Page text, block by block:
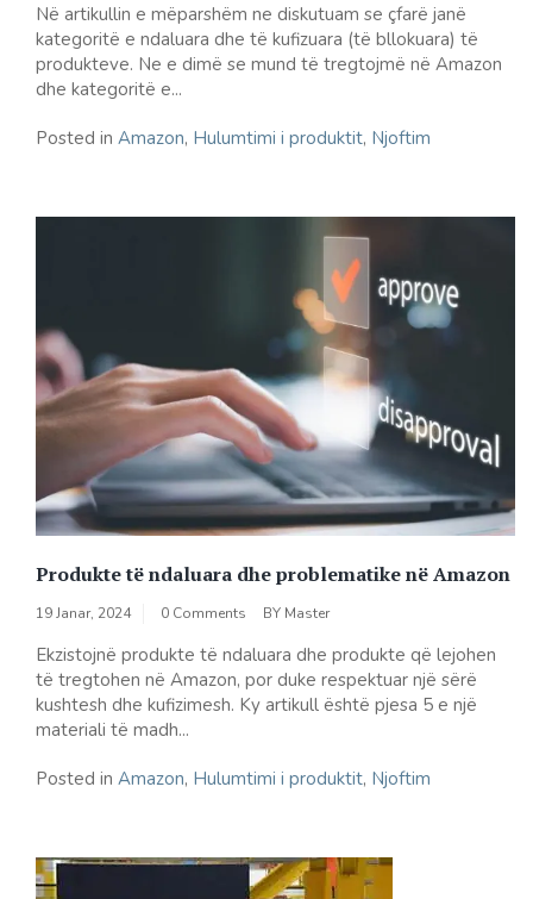
Në artikullin e mëparshëm ne diskutuam se çfarë janë
kategoritë e ndaluara dhe të kufizuara (të bllokuara) të
produkteve. Ne e dimë se mund të tregtojmë në Amazon
dhe kategoritë e...
Posted in Amazon, Hulumtimi i produktit, Njoftim
Produkte të ndaluara dhe problematike në Amazon
19 Janar, 2024 0 Comments BY Master
Ekzistojnë produkte të ndaluara dhe produkte që lejohen
të tregtohen në Amazon, por duke respektuar një sërë
kushtesh dhe kufizimesh. Ky artikull është pjesa 5 e një
materiali të madh...
Posted in Amazon, Hulumtimi i produktit, Njoftim